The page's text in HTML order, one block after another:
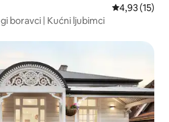
Prosječna
4,93 (15)
boravci | Kućni ljubimci